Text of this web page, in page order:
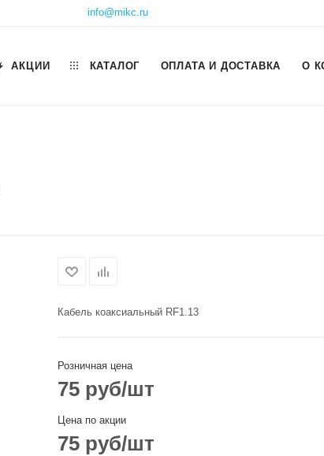
info@mikc.ru
АКЦИИ КАТАЛОГ ОПЛАТА И ДОСТАВКА О
Кабель коаксиальный RF1.13
Розничная цена
75 руб/шт
Цена по акции
75 руб/шт